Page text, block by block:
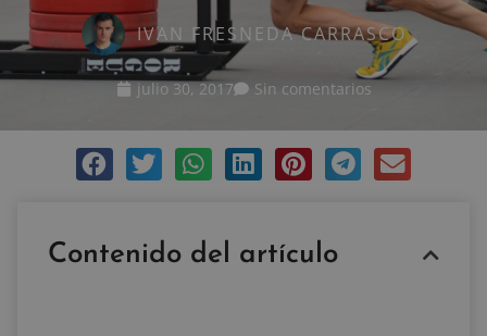
IVAN FRESNEDA CARRASCO
julio 30, 2017 Sin comentarios
Contenido del artículo